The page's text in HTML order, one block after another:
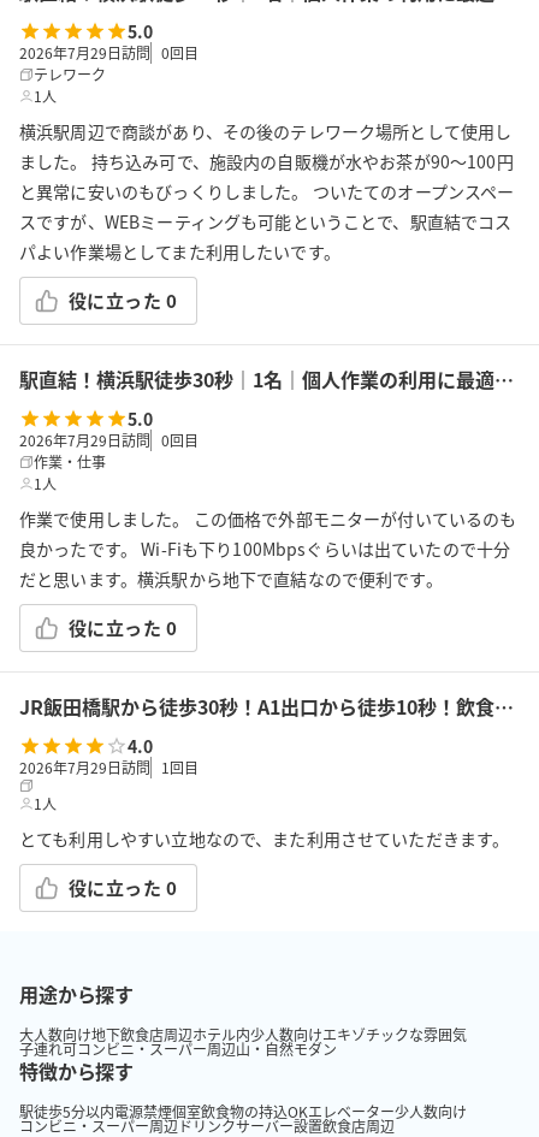
5.0
2026年7月29日訪問 0回目
テレワーク
1人
横浜駅周辺で商談があり、その後のテレワーク場所として使用し
ました。 持ち込み可で、施設内の自販機が水やお茶が90〜100円
と異常に安いのもびっくりしました。 ついたてのオープンスペー
スですが、WEBミーティングも可能ということで、駅直結でコス
パよい作業場としてまた利用したいです。
役に立った 0
駅直結！横浜駅徒歩30秒｜1名｜個人作業の利用に最適！エキニア横浜｜5階ハマポート「コワーキングスペース」A
5.0
2026年7月29日訪問 0回目
作業・仕事
1人
作業で使用しました。 この価格で外部モニターが付いているのも
良かったです。 Wi-Fiも下り100Mbpsぐらいは出ていたので十分
だと思います。横浜駅から地下で直結なので便利です。
役に立った 0
JR飯田橋駅から徒歩30秒！A1出口から徒歩10秒！飲食持込可!高速Wi-Fi!会議/ボドゲ/推し活/女子会/サロン/控室などで利用可能!貸会議室KS6飯田橋★
4.0
2026年7月29日訪問 1 回目
1人
とても利用しやすい立地なので、また利用させていただきます。
役に立った 0
用途から探す
大人数向け地下飲食店周辺ホテル内少人数向けエキゾチックな雰囲気
子連れ可コンビニ・スーパー周辺山・自然モダン
特徴から探す
駅徒歩5分以内電源禁煙個室飲食物の持込OKエレベーター少人数向け
コンビニ・スーパー周辺ドリンクサーバー設置飲食店周辺